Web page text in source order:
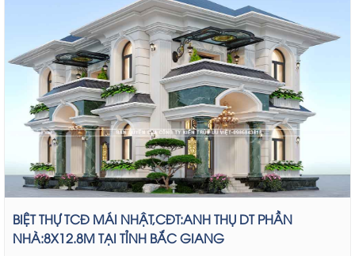
BIỆT THỰ TCĐ MÁI NHẬT,CĐT:ANH THỤ DT PHẦN
NHÀ:8X12.8M TẠI TỈNH BẮC GIANG